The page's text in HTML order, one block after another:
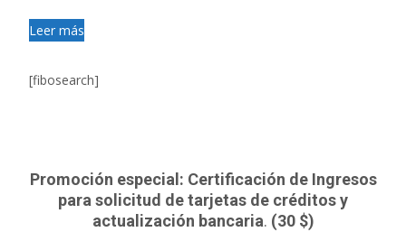
Leer más
[fibosearch]
Promoción especial: Certificación de Ingresos
para solicitud de tarjetas de créditos y
actualización bancaria. (30 $)